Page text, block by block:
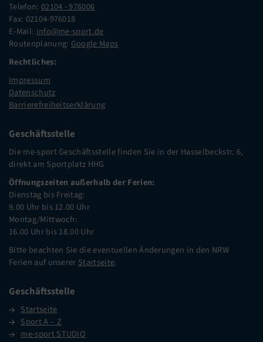
Telefon: 02104 - 976006
Fax: 02104-976018
E-Mail: info@me-sport.de
Routenplanung: Google Maps
Rechtliches:
Impressum
Datenschutz
Barrierefreiheitserklärung
Geschäftsstelle
Die me-sport Geschäftsstelle finden Sie in der Hasselbeckstr. 6,
direkt am Sportplatz HHG
Öffnungszeiten außerhalb der Ferien:
Dienstag bis Freitag:
9.00 Uhr bis 12.00 Uhr
Montag/Mittwoch:
16.00 Uhr bis 18.00 Uhr
Bitte beachten Sie die eventuellen Änderungen in den NRW
Ferien auf unserer Startseite.
Geschäftsstelle
Startseite
Sport A – Z
me-sport STUDIO